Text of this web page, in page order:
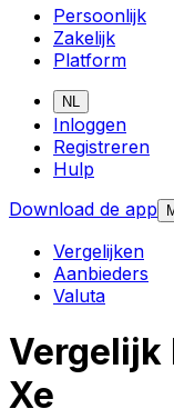
Persoonlijk
Zakelijk
Platform
NL
Inloggen
Registreren
Hulp
Download de app
Vergelijken
Aanbieders
Valuta
Vergelijk
Xe